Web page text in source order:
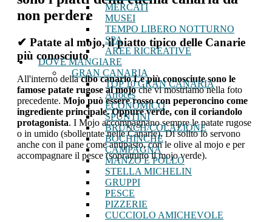
MERCATI
MUSEI
TEMPO LIBERO NOTTURNO
SPA
AREE RICREATIVE
DOVE MANGIARE
GRAN CANARIA
TOP 10 GRAN CANARIA
Arroces
ECONOMICO
SPUNTINI
BRUNCH/COLAZIONE
BOCHINCHE
CAMPAGNA
MANZO E POLLO
STELLA MICHELIN
GRUPPI
PESCE
PIZZERIE
CUCCIOLO AMICHEVOLE
non perdere
✔ Patate al mojo, il piatto tipico delle Canarie
più conosciuto
All'interno dellacibo canario Le più conosciute sono le
famose patate rugose al mojoche vi mostriamo nella foto
precedente. Mojo può essere rosso con peperoncino come
ingrediente principale. Oppure verde, con il coriandolo
protagonista. I Mojo accompagnano sempre le patate rugose
o in umido (sbollentate nelle Canarie). Di solito lo servono
anche con il pane come antipasto, con le olive al mojo e per
accompagnare il pesce (soprattutto il mojo verde).